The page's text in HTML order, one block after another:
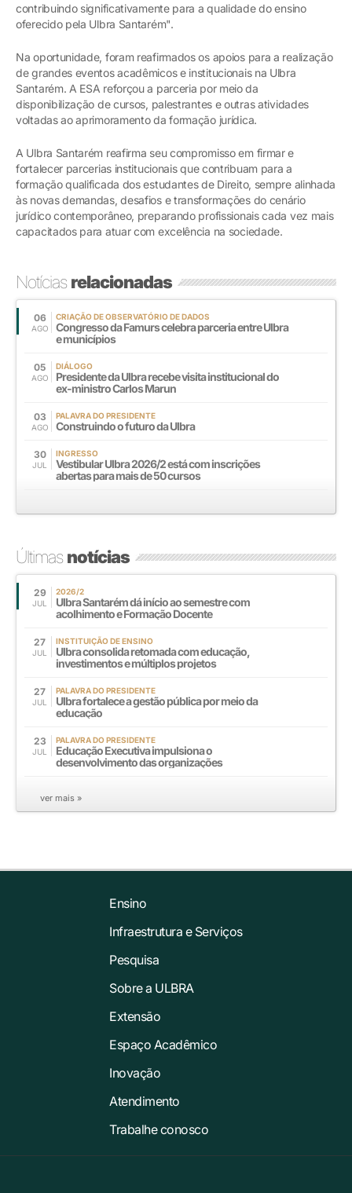
contribuindo significativamente para a qualidade do ensino
oferecido pela Ulbra Santarém".
Na oportunidade, foram reafirmados os apoios para a realização
de grandes eventos acadêmicos e institucionais na Ulbra
Santarém. A ESA reforçou a parceria por meio da
disponibilização de cursos, palestrantes e outras atividades
voltadas ao aprimoramento da formação jurídica.
A Ulbra Santarém reafirma seu compromisso em firmar e
fortalecer parcerias institucionais que contribuam para a
formação qualificada dos estudantes de Direito, sempre alinhada
às novas demandas, desafios e transformações do cenário
jurídico contemporâneo, preparando profissionais cada vez mais
capacitados para atuar com excelência na sociedade.
Notíciasrelacionadas
06
AGO
CRIAÇÃO DE OBSERVATÓRIO DE DADOS
Congresso da Famurs celebra parceria entre Ulbra
e municípios
05
AGO
DIÁLOGO
Presidente da Ulbra recebe visita institucional do
ex-ministro Carlos Marun
03
AGO
PALAVRA DO PRESIDENTE
Construindo o futuro da Ulbra
30
JUL
INGRESSO
Vestibular Ulbra 2026/2 está com inscrições
abertas para mais de 50 cursos
Últimasnotícias
29
JUL
2026/2
Ulbra Santarém dá início ao semestre com
acolhimento e Formação Docente
27
JUL
INSTITUIÇÃO DE ENSINO
Ulbra consolida retomada com educação,
investimentos e múltiplos projetos
27
JUL
PALAVRA DO PRESIDENTE
Ulbra fortalece a gestão pública por meio da
educação
23
JUL
PALAVRA DO PRESIDENTE
Educação Executiva impulsiona o
desenvolvimento das organizações
ver mais »
Ensino
Infraestrutura e Serviços
Pesquisa
Sobre a ULBRA
Extensão
Espaço Acadêmico
Inovação
Atendimento
Trabalhe conosco